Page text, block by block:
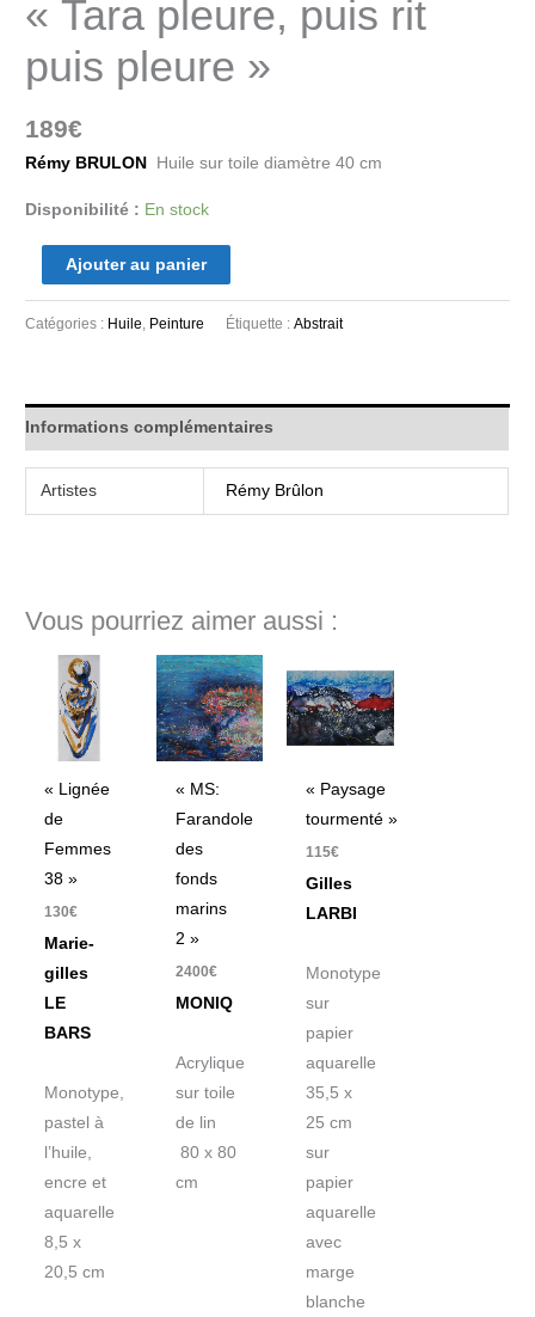
« Tara pleure, puis rit
puis pleure »
189€
Rémy BRULON Huile sur toile diamètre 40 cm
Disponibilité : En stock
Ajouter au panier
Catégories : Huile Peinture Étiquette :Abstrait
Informations complémentaires
Artistes Rémy Brûlon
Vous pourriez aimer aussi :
« Lignée
de
Femmes
38 »
130€
Marie-
gilles
LE
BARS
Monotype,
pastel à
l’huile,
encre et
aquarelle
8,5 x
20,5 cm
« MS:
Farandole
des
fonds
marins
2 »
2400€
MONIQ
Acrylique
sur toile
de lin
80 x 80
cm
« Paysage
tourmenté »
115€
Gilles
LARBI
Monotype
sur
papier
aquarelle
35,5 x
25 cm
sur
papier
aquarelle
avec
marge
blanche